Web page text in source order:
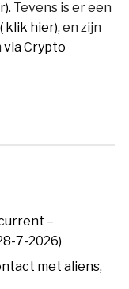
. Tevens is er een
klik hier), en zijn
via Crypto
–
7-2026)
met aliens,